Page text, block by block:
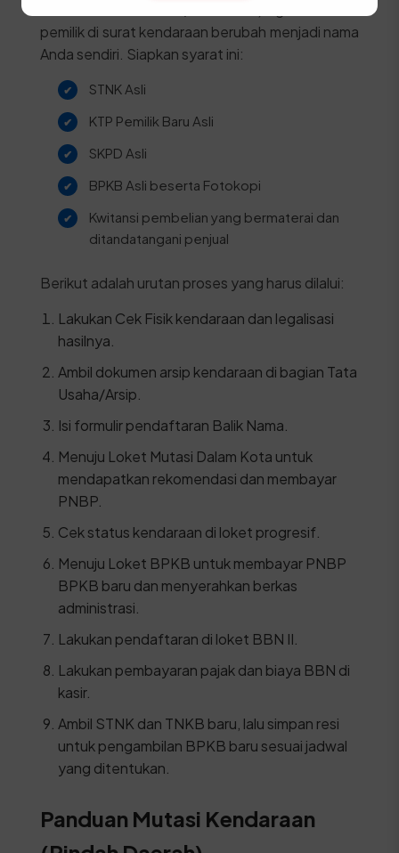
pemilik di surat kendaraan berubah menjadi nama
Anda sendiri. Siapkan syarat ini:
STNK Asli
KTP Pemilik Baru Asli
SKPD Asli
BPKB Asli beserta Fotokopi
Kwitansi pembelian yang bermaterai dan
ditandatangani penjual
Berikut adalah urutan proses yang harus dilalui:
Lakukan Cek Fisik kendaraan dan legalisasi
hasilnya.
Ambil dokumen arsip kendaraan di bagian Tata
Usaha/Arsip.
Isi formulir pendaftaran Balik Nama.
Menuju Loket Mutasi Dalam Kota untuk
mendapatkan rekomendasi dan membayar
PNBP.
Cek status kendaraan di loket progresif.
Menuju Loket BPKB untuk membayar PNBP
BPKB baru dan menyerahkan berkas
administrasi.
Lakukan pendaftaran di loket BBN II.
Lakukan pembayaran pajak dan biaya BBN di
kasir.
Ambil STNK dan TNKB baru, lalu simpan resi
untuk pengambilan BPKB baru sesuai jadwal
yang ditentukan.
Panduan Mutasi Kendaraan